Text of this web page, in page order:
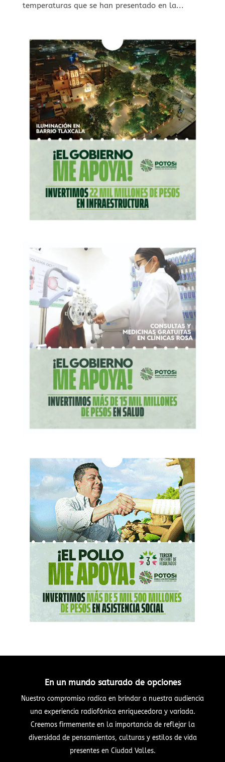
temperaturas que se han presentado en la...
En un mundo saturado de opciones
Nuestro compromiso radica en brindar a nuestra audiencia
una experiencia radiofónica enriquecedora y variada.
Creemos firmemente en la importancia de reflejar la
diversidad de pensamientos, culturas y estilos de vida
presentes en Ciudad Valles.